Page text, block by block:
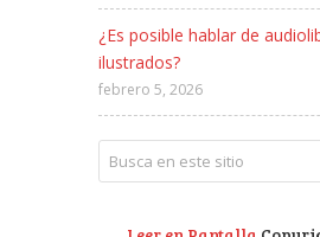
¿Es posible hablar de
ilustrados?
febrero 5, 2026